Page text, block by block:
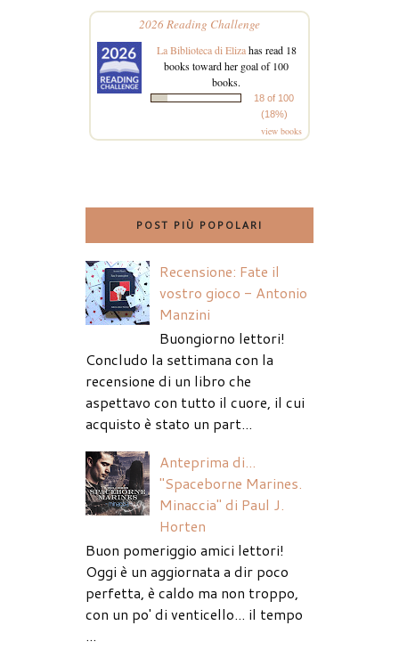
2026 Reading Challenge
La Biblioteca di Elizahas read 18
books toward her goal of 100
books.
18 of 100
(18%)
view books
POST PIÙ POPOLARI
Recensione: Fate il
vostro gioco - Antonio
Manzini
Buongiorno lettori!
Concludo la settimana con la
recensione di un libro che
aspettavo con tutto il cuore, il cui
acquisto è stato un part...
Anteprima di...
"Spaceborne Marines.
Minaccia" di Paul J.
Horten
Buon pomeriggio amici lettori!
Oggi è un aggiornata a dir poco
perfetta, è caldo ma non troppo,
con un po' di venticello... il tempo
...